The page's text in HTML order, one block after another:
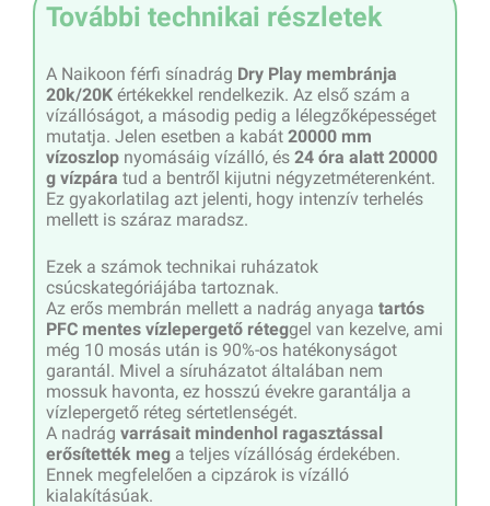
További technikai részletek
A Naikoon férfi sínadrág Dry P lay membránja
20k/20K értékekkel rendelkezik. Az első szám a
vízállóságot, a másodig pedig a lélegzőképességet
mutatja. Jelen esetben a kabát 20000 mm
vízoszlop nyomásáig vízálló, és 24 óra alatt 20000
g vízpára tud a bentről kijutni négyzetméterenként.
Ez gyakorlatilag azt jelenti, hogy intenzív terhelés
mellett is száraz maradsz.
Ezek a számok technikai ruházatok
csúcskategóriájába tartoznak.
Az erős membrán mellett a nadrág anyaga tartós
PFC mentes vízlepergető réteggel van kezelve, ami
még 10 mosás után is 90%-os hatékonyságot
garantál. Mivel a síruházatot általában nem
mossuk havonta, ez hosszú évekre garantálja a
vízlepergető réteg sértetlenségét.
A nadrág varrásait mindenhol ragasztással
erősítették meg a teljes vízállóság érdekében.
Ennek megfelelően a cipzárok is vízálló
kialakításúak.